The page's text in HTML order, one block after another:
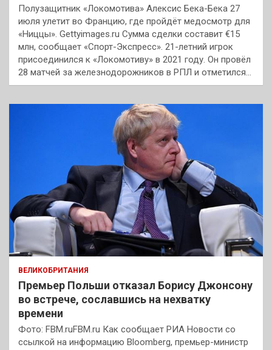
Полузащитник «Локомотива» Алексис Бека-Бека 27
июля улетит во Францию, где пройдёт медосмотр для
«Ниццы». Gettyimages.ru Сумма сделки составит €15
млн, сообщает «Спорт-Экспресс». 21-летний игрок
присоединился к «Локомотиву» в 2021 году. Он провёл
28 матчей за железнодорожников в РПЛ и отметился…
ВЕЛИКОБРИТАНИЯ
Премьер Польши отказал Борису Джонсону
во встрече, сославшись на нехватку
времени
Фото: FBM.ruFBM.ru Как сообщает РИА Новости со
ссылкой на информацию Bloomberg, премьер-министр